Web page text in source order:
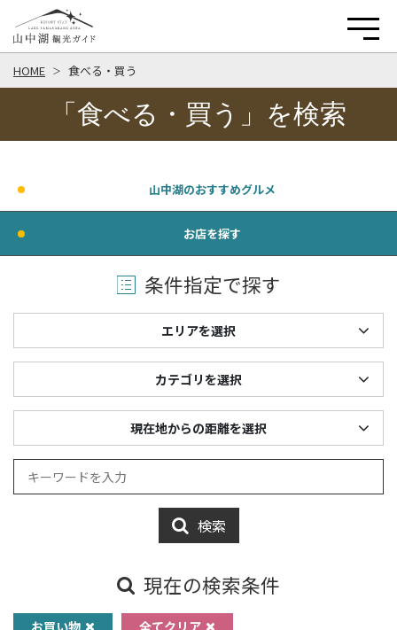
HOME 食べる・買う
「食べる・買う」を検索
山中湖のおすすめグルメ
お店を探す
条件指定で探す
エリアを選択
カテゴリを選択
現在地からの距離を選択
検索
現在の検索条件
お買い物 全てクリア